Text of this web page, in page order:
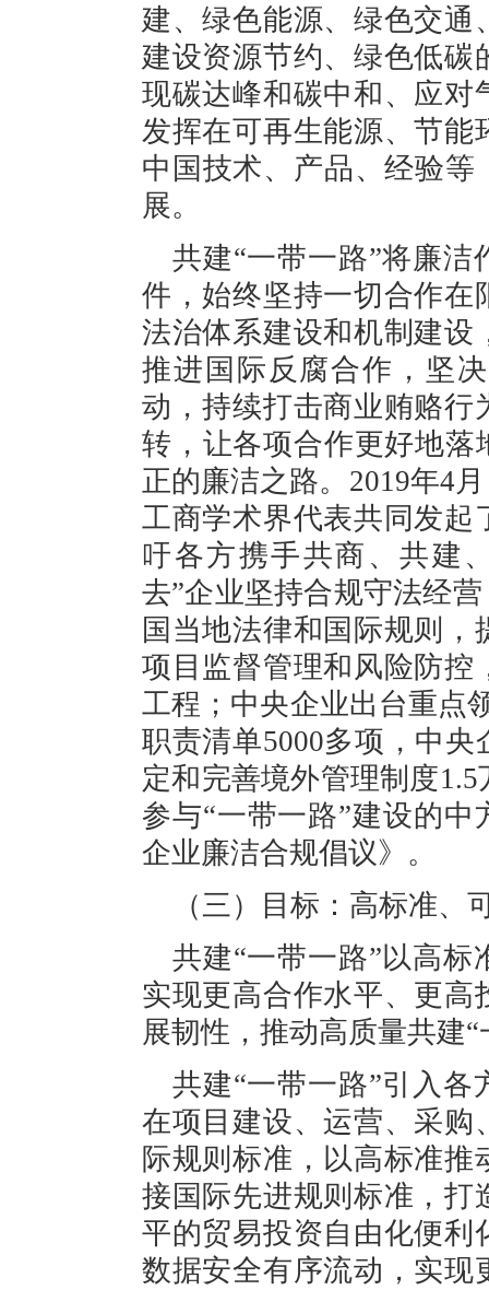
建、绿色能源、绿色交通
建设资源节约、绿色低碳
现碳达峰和碳中和、应对
发挥在可再生能源、节能
中国技术、产品、经验等
展。
共建“一带一路”将廉
件，始终坚持一切合作在
法治体系建设和机制建设
推进国际反腐合作，坚
动，持续打击商业贿赂行
转，让各项合作更好地落
正的廉洁之路。2019年4
工商学术界代表共同发起
吁各方携手共商、共建
去”企业坚持合规守法经
国当地法律和国际规则
项目监督管理和风险防控
工程；中央企业出台重点
职责清单5000多项，中
定和完善境外管理制度
参与“一带一路”建设的
企业廉洁合规倡议》。
（三）目标：高标准、
共建“一带一路”以高
实现更高合作水平、更高
展韧性，推动高质量共建
共建“一带一路”引入
在项目建设、运营、采购
际规则标准，以高标准
接国际先进规则标准，打
平的贸易投资自由化便利
数据安全有序流动，实现